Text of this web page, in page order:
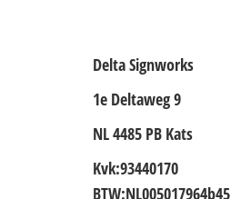
Delta Signworks
1e Deltaweg 9
NL 4485 PB Kats
Kvk:93440170
BTW:NL005017964b45